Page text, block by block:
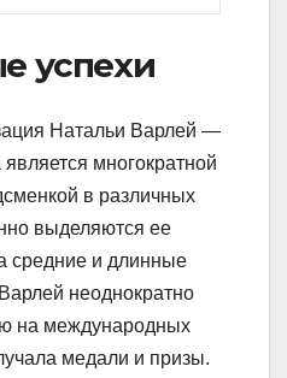
успехи
Натальи Варлей —
многократной
в различных
выделяются ее
средние и длинные
неоднократно
на международных
медали и призы.